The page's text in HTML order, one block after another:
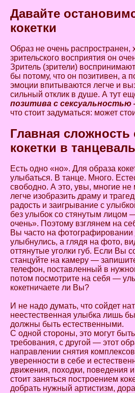
Давайте
кокетки
Образ не очень распространен,
зрительского восприятия он
Зритель (зрители)
бы потому, что он позитивен, а
эмоции впитываются легче и
сильный отклик в душе. А тут
позитива с
что стоит задуматься: может
Главная сложность
кокетки в
Есть одно «но». Для образа
улыбаться. В танце. Много.
свободно. А это, увы, многие не
легче изобразить драму и
радость и заигрывание с
без улыбок со стянутым лицом
очень». Поэтому взглянем на
Вы часто на фотографировании
улыбнулись, а глядя на фото,
оттянутые уголки губ. Если Вы
станцуйте на камеру —
телефон, поставленный в
потом посмотрите на себя —
кокетничаете ли Вы?
И не надо думать, что сойдет
неестественная улыбка лишь
должны быть естественными.
С одной стороны, это могут
требования, с другой — этот
направлении снятия
уверенности в себе и
движения, походки, поведения
стоит заняться построением
добрать нужный артистизм,